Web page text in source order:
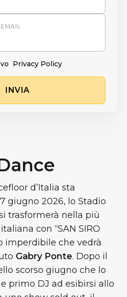
Privacy Policy
INVIA
d’Italia sta
giugno 2026, lo Stadio
trasformerà nella più
con “SAN SIRO
imperdibile che vedrà
Gabry Ponte. Dopo il
scorso giugno che lo
primo DJ ad esibirsi allo